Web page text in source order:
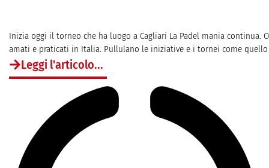
Inizia oggi il torneo che ha luogo a Cagliari La Padel mania
amati e praticati in Italia. Pullulano le iniziative e i tornei come quello
Leggi l'articolo...